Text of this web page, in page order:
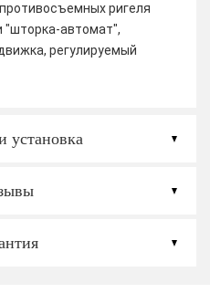
ригеля
"шторка-автомат",
регулируемый
установка